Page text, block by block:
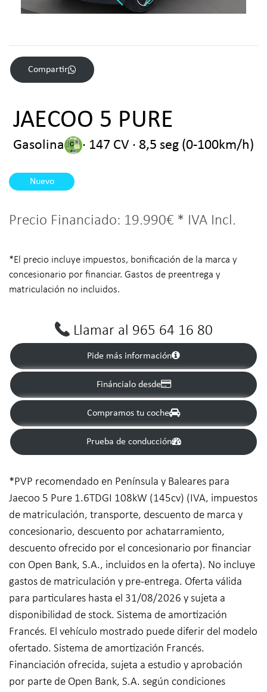
Compartir
JAECOO 5 PURE
Gasolina · 147 CV · 8,5 seg (0-100km/h)
Nuevo
Precio Financiado: 19.990€ * IVA Incl.
*El precio incluye impuestos, bonificación de la marca y
concesionario por financiar. Gastos de preentrega y
matriculación no incluidos.
Llamar al 965 64 16 80
Pide más información
Fináncialo desde
Compramos tu coche
Prueba de conducción
*PVP recomendado en Península y Baleares para
Jaecoo 5 Pure 1.6TDGI 108kW (145cv) (IVA, impuestos
de matriculación, transporte, descuento de marca y
concesionario, descuento por achatarramiento,
descuento ofrecido por el concesionario por financiar
con Open Bank, S.A., incluidos en la oferta). No incluye
gastos de matriculación y pre-entrega. Oferta válida
para particulares hasta el 31/08/2026 y sujeta a
disponibilidad de stock. Sistema de amortización
Francés. El vehículo mostrado puede diferir del modelo
ofertado. Sistema de amortización Francés.
Financiación ofrecida, sujeta a estudio y aprobación
por parte de Open Bank, S.A. según condiciones